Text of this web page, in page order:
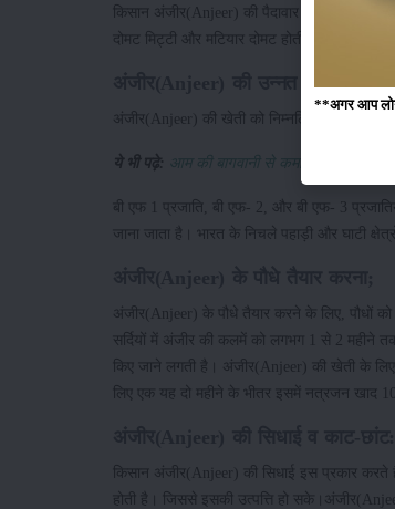
किसान अंजीर(Anjeer) की पैदावार के लिए किसी
दोमट मिट्टी और मटियार दोमट होती है। इन
अंजीर(Anjeer) की उन्नत किस्में:
अंजीर(Anjeer) की खेती को निम्नलिखित तीन
ये भी पढ़े: आम की बागवानी से कमाई
बी एफ 1 प्रजाति, बी एफ- 2, और बी एफ- 3
जाना जाता है। भारत के निचले पहाड़ी और घाटी
अंजीर(Anjeer) के पौधे तैयार करने के लिए, पौधों
सर्दियों में अंजीर की कलमें को लगभग 1 से 2 महीने
किए जाने लगती है। अंजीर(Anjeer) की खेती के
लिए एक यह दो महीने के भीतर इसमें नत्रजन खाद 10
किसान अंजीर(Anjeer) की सिधाई इस प्रकार
होती है। जिससे इसकी उत्पत्ति हो
**अगर आप लोन